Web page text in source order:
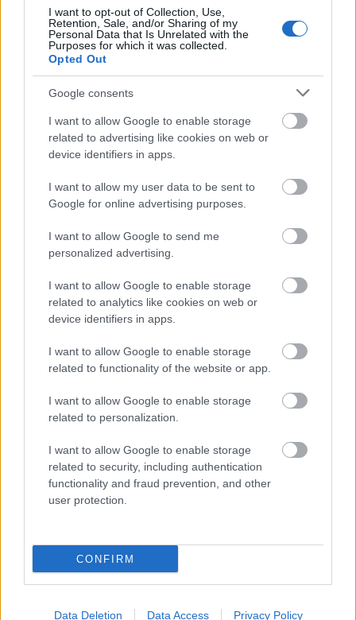
I want to opt-out of Collection, Use,
Retention, Sale, and/or Sharing of my
Personal Data that Is Unrelated with the
Purposes for which it was collected.
Opted Out
Google consents
I want to allow Google to enable storage
related to advertising like cookies on web or
device identifiers in apps.
I want to allow my user data to be sent to
Google for online advertising purposes.
I want to allow Google to send me
personalized advertising.
I want to allow Google to enable storage
related to analytics like cookies on web or
device identifiers in apps.
I want to allow Google to enable storage
related to functionality of the website or app.
I want to allow Google to enable storage
related to personalization.
I want to allow Google to enable storage
related to security, including authentication
functionality and fraud prevention, and other
user protection.
CONFIRM
Data Deletion Data Access Privacy Policy
"Magyarországon egyre szélesebb rétegeket érint az
elszegényedés. Sokakat éppen azért, mert nem
voltak hajlandók alkalmazkodni a hatalom
elvárásaihoz. A szellemi életben, még konkrétabban
a színház világában például ahhoz, amit a »remény
színháza« címszó alatt elgondolt giccs jelent. Ebben
a helyzetben viszont előbb-utóbb óhatatlanul
elkezdődik az alkalmazkodás kényszere, ami a
félelemnél is rosszabb. Az érintettek önmagukat
próbálják meggyőzni, hogy nem olyan nagy a baj,
hiszen a rendszerváltás előtt is kihúztunk pár
évtizedet. Vegyük észre: a kultúráért felelős
mellett - olyan tanácsadót is találunk, aki korábban
a független színházi szcéna meghatározó alakja volt.
Tragikus, ha a végletesen alkalmazkodó ember azt
vegetál. Olyan ez, mint amikor megszállnak egy
országot, és csak néhány embert kell kivégezni, aztán
a többi már önként lesz része a rendszernek" -
fogalmazottFodor Tamás.